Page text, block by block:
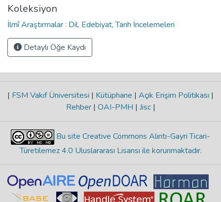
Koleksiyon
İlmî Araştırmalar : Dil, Edebiyat, Tarih İncelemeleri
Detaylı Öğe Kaydı
| FSM Vakıf Üniversitesi | Kütüphane | Açık Erişim Politikası |
Rehber | OAI-PMH | Jisc |
Bu site Creative Commons Alıntı-Gayri Ticari-
Türetilemez 4.0 Uluslararası Lisansı ile korunmaktadır.